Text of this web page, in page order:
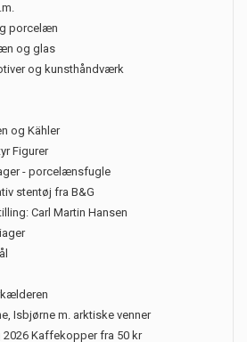
porcelæn
og glas
og kunsthåndværk
og Kähler
Figurer
- porcelænsfugle
stentøj fra B&G
Carl Martin Hansen
Isbjørne m. arktiske venner
Kaffekopper fra 50 kr